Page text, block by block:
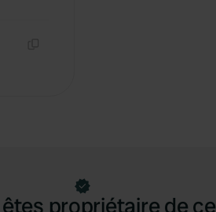
propriétaire de ce